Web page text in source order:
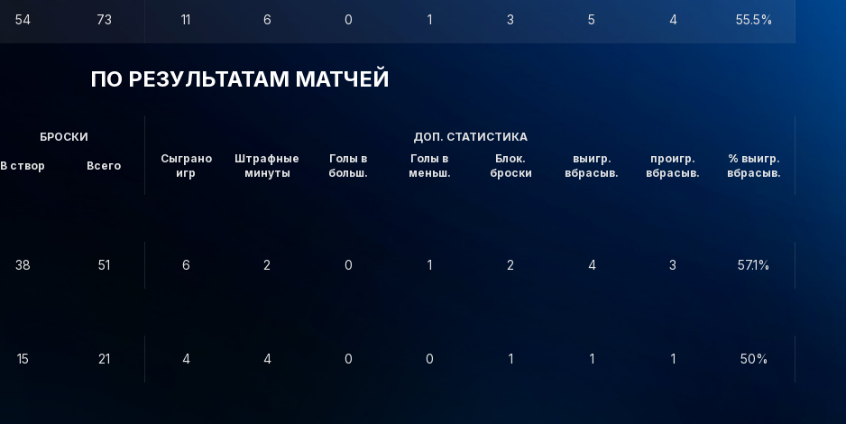
54 73 11 6 0 1 3 5 4 55.5%
ПО РЕЗУЛЬТАТАМ МАТЧЕЙ
БРОСКИ
В створ Всего
ДОП. СТАТИСТИКА
Сыграно
игр
Штрафные
минуты
Голы в
больш.
Голы в
меньш.
Блок.
броски
выигр.
вбрасыв.
проигр.
вбрасыв.
% выигр.
вбрасыв.
38 51 6 2 0 1 2 4 3 57.1%
15 21 4 4 0 0 1 1 1 50%